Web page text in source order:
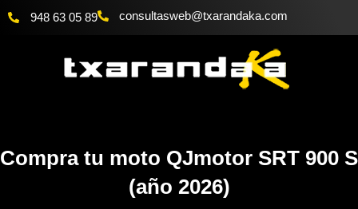
948 63 05 89 moc.akadnaraxt
@bewsatlusnoc
Compra tu moto QJmotor SRT 900 S
(año 2026)